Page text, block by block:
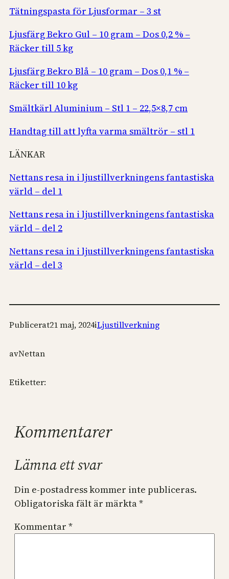
Tätningspasta för Ljusformar – 3 st
Ljusfärg Bekro Gul – 10 gram – Dos 0,2 % –
Räcker till 5 kg
Ljusfärg Bekro Blå – 10 gram – Dos 0,1 % –
Räcker till 10 kg
Smältkärl Aluminium – Stl 1 – 22,5×8,7 cm
Handtag till att lyfta varma smältrör – stl 1
LÄNKAR
Nettans resa in i ljustillverkningens fantastiska
värld – del 1
Nettans resa in i ljustillverkningens fantastiska
värld – del 2
Nettans resa in i ljustillverkningens fantastiska
värld – del 3
Publicerat21 maj, 2024iLjustillverkning
avNettan
Etiketter:
Kommentarer
Lämna ett svar
Din e-postadress kommer inte publiceras.
Obligatoriska fält är märkta*
Kommentar *